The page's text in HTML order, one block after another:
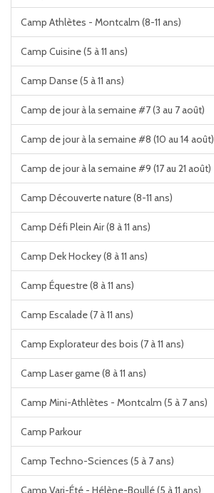
Camp Athlètes - Montcalm (8-11 ans)
Camp Cuisine (5 à 11 ans)
Camp Danse (5 à 11 ans)
Camp de jour à la semaine #7 (3 au 7 août)
Camp de jour à la semaine #8 (10 au 14 août)
Camp de jour à la semaine #9 (17 au 21 août)
Camp Découverte nature (8-11 ans)
Camp Défi Plein Air (8 à 11 ans)
Camp Dek Hockey (8 à 11 ans)
Camp Équestre (8 à 11 ans)
Camp Escalade (7 à 11 ans)
Camp Explorateur des bois (7 à 11 ans)
Camp Laser game (8 à 11 ans)
Camp Mini-Athlètes - Montcalm (5 à 7 ans)
Camp Parkour
Camp Techno-Sciences (5 à 7 ans)
Camp Vari-Été - Hélène-Boullé (5 à 11 ans)